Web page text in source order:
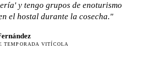
y tengo grupos de enoturismo
el hostal durante la cosecha."
TEMPORADA VITÍCOLA